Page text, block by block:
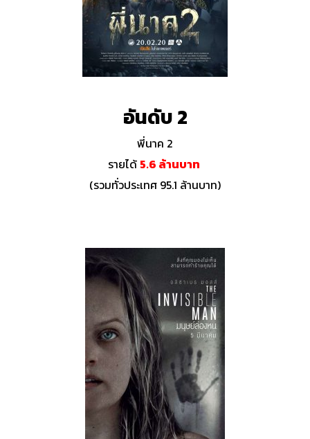
อันดับ 2
พี่นาค 2
รายได้ 5.6 ล้านบาท
(รวมทั่วประเทศ 95.1 ล้านบาท)